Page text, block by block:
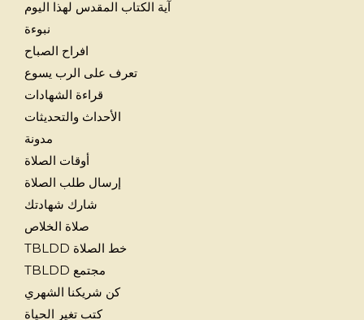
آية الكتاب المقدس لهذا اليوم
نبوءة
افراح الصباح
تعرف على الرب يسوع
قراءة الشهادات
الأحداث والتحديثات
مدونة
أوقات الصلاة
إرسال طلب الصلاة
شارك شهادتك
صلاة الخلاص
خط الصلاة TBLDD
مجتمع TBLDD
كن شريكنا الشهري
كتب تغير الحياة